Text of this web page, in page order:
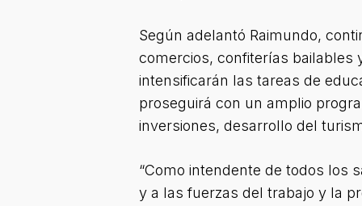
Según adelantó Raimundo,
comercios, confiterías bailables
intensificarán las tareas de
proseguirá con un amplio
inversiones, desarrollo del
“Como intendente de todos los
y a las fuerzas del trabajo y la